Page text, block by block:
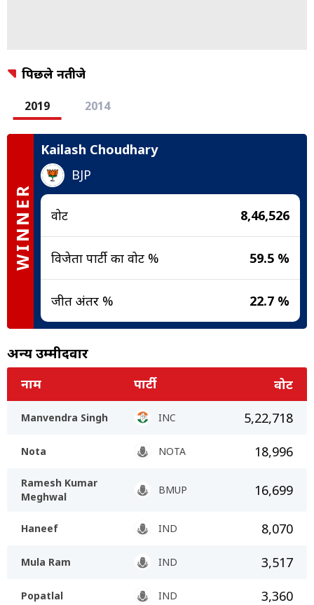
पिछले नतीजे
2019 2014
WINNER
Kailash Choudhary
BJP
वोट 8,46,526
विजेता पार्टी का वोट % 59.5 %
जीत अंतर % 22.7 %
अन्य उम्मीदवार
नाम पार्टी वोट
Manvendra Singh INC 5,22,718
Nota NOTA 18,996
Ramesh Kumar
Meghwal
BMUP 16,699
Haneef IND 8,070
Mula Ram IND 3,517
Popatlal IND 3,360